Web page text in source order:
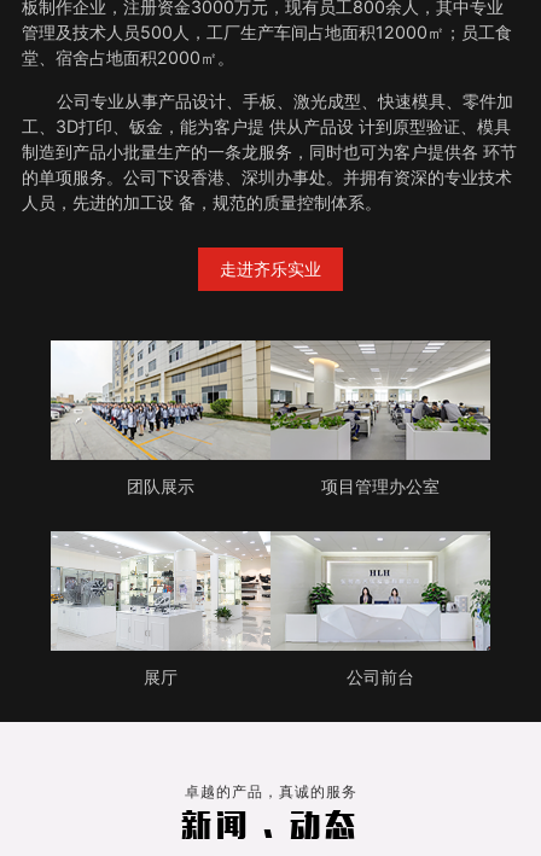
板制作企业，注册资金3000万元，现有员工800余人，其中专业
管理及技术人员500人，工厂生产车间占地面积12000㎡；员工食
堂、宿舍占地面积2000㎡。
公司专业从事产品设计、手板、激光成型、快速模具、零件加
工、3D打印、钣金，能为客户提 供从产品设 计到原型验证、模具
制造到产品小批量生产的一条龙服务，同时也可为客户提供各 环节
的单项服务。公司下设香港、深圳办事处。并拥有资深的专业技术
人员，先进的加工设 备，规范的质量控制体系。
走进齐乐实业
团队展示 项目管理办公室
展厅 公司前台
卓越的产品，真诚的服务
新闻 . 动态